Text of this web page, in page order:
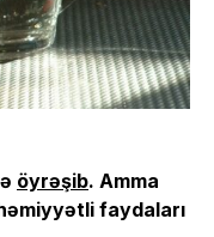
öyrəşib. Amma
faydaları